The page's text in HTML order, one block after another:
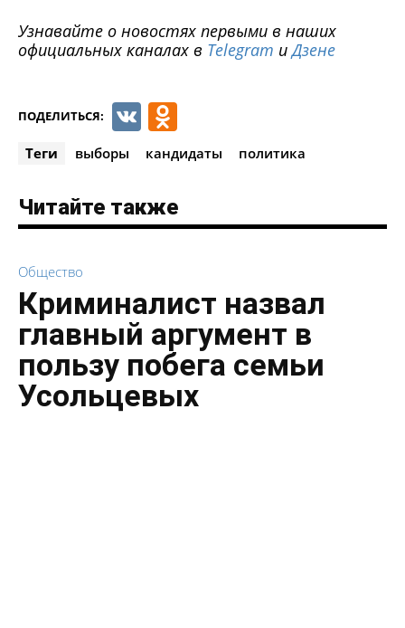
Узнавайте о новостях первыми в наших
официальных каналах в Telegram иДзене
ПОДЕЛИТЬСЯ: VK
Теги выборы кандидаты политика
Читайте также
Общество
Криминалист назвал
главный аргумент в
пользу побега семьи
Усольцевых